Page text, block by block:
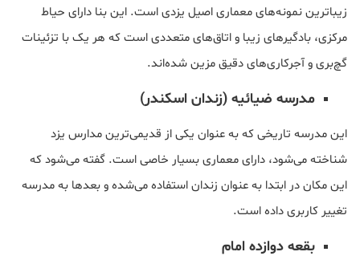
زیباترین نمونه‌های معماری اصیل یزدی است. این بنا دارای حیاط
مرکزی، بادگیرهای زیبا و اتاق‌های متعددی است که هر یک با تزئینات
گچ‌بری و آجرکاری‌های دقیق مزین شده‌اند.
مدرسه ضیائیه (زندان اسکندر)
این مدرسه تاریخی که به عنوان یکی از قدیمی‌ترین مدارس یزد
شناخته می‌شود، دارای معماری بسیار خاصی است. گفته می‌شود که
این مکان در ابتدا به عنوان زندان استفاده می‌شده و بعدها به مدرسه
تغییر کاربری داده است.
بقعه دوازده امام